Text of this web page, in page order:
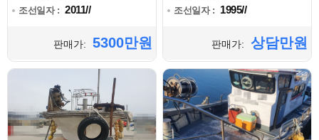
조선일자 : 2011//
판매가: 5300만원
조선일자 : 1995//
판매가: 상담만원